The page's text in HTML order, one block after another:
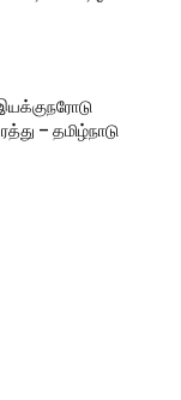
– தமிழ்நாடு